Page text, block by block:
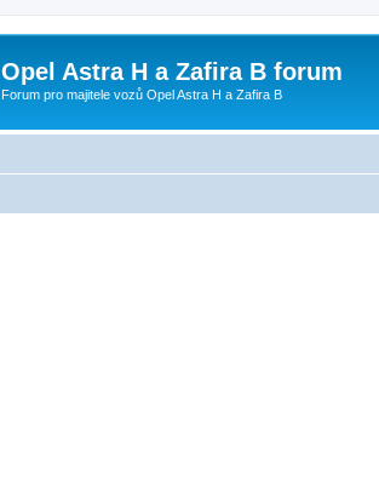
Opel Astra H a Zafira B forum
Forum pro majitele vozů Opel Astra H a Zafira B